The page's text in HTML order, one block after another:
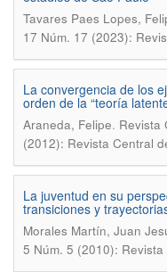
Tavares Paes Lopes,
17 Núm. 17 (2023):
La convergencia de los
orden de la “teoría
Araneda, Felipe. Revista
(2012): Revista Central
La juventud en su
transiciones y
Morales Martín, Juan
5 Núm. 5 (2010):